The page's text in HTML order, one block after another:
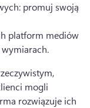
promuj swoją
platform mediów
mogli
rozwiązuje ich